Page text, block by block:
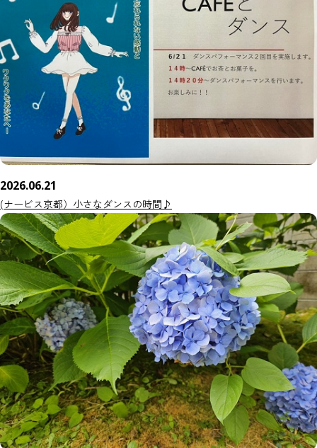
2026.06.21
(ナービス京都）小さなダンスの時間♪